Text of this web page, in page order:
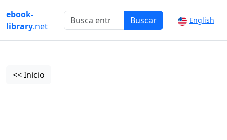
ebook-
library.net
Buscar English
<< Inicio